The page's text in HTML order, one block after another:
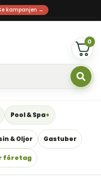
kampanjen →
0
Pool & Spa
& Oljor Gastuber
företag